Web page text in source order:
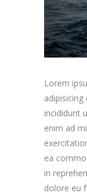
Lorem
incididunt
enim ad
ea
in
dolore eu